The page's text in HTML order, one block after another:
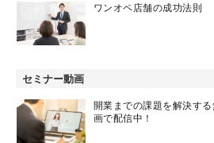
ワンオペ店舗の成功法則
セミナー動画
開業までの課題を解決す
画で配信中！